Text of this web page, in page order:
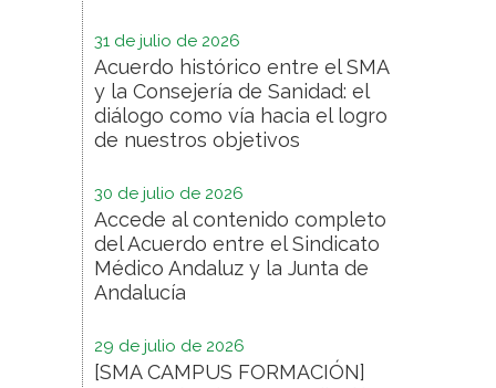
31 de julio de 2026
Acuerdo histórico entre el SMA
y la Consejería de Sanidad: el
diálogo como vía hacia el logro
de nuestros objetivos
30 de julio de 2026
Accede al contenido completo
del Acuerdo entre el Sindicato
Médico Andaluz y la Junta de
Andalucía
29 de julio de 2026
[SMA CAMPUS FORMACIÓN]